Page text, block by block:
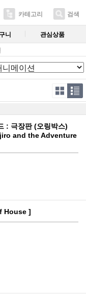
카테고리 검색
니 관심상품
: 극장판 (오링박스)
and the Adventure
House ]